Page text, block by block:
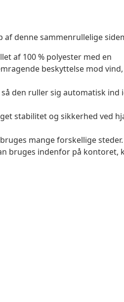
denne sammenrullelige
af 100 % polyester med en
beskyttelse mod vind,
den ruller sig automatisk ind
stabilitet og sikkerhed ved
mange forskellige
bruges indenfor på kontoret,